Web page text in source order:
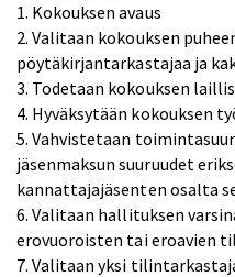
1. Kokouksen avaus
2. Valitaan kokouksen
pöytäkirjantarkastajaa ja
3. Todetaan kokouksen
4. Hyväksytään kokouksen
5. Vahvistetaan
jäsenmaksun suuruudet
kannattajajäsenten osalta
6. Valitaan hallituksen
erovuoroisten tai eroavien
7. Valitaan yksi